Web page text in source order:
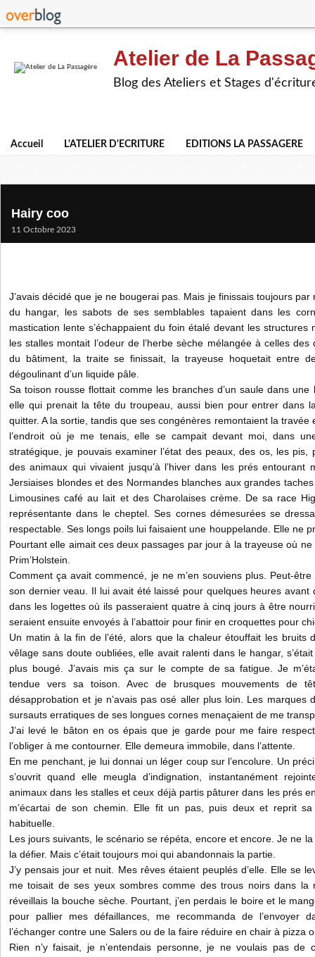
Atelier de La
Blog des Ateliers et Stages
Accueil L'ATELIER D'ECRITURE EDITIONS LA PASSAGERE
Hairy coo
11 Octobre 2023
J’avais décidé que je ne bougerai pas. Mais je finissais toujours
du hangar, les sabots de ses semblables tapaient dans les
mastication lente s’échappaient du foin étalé devant les structures
les stalles montait l’odeur de l’herbe sèche mélangée à celles
du bâtiment, la traite se finissait, la trayeuse hoquetait entre
dégoulinant d’un liquide pâle.
Sa toison rousse flottait comme les branches d’un saule dans une
elle qui prenait la tête du troupeau, aussi bien pour entrer dans
quitter. A la sortie, tandis que ses congénères remontaient la travée
l’endroit où je me tenais, elle se campait devant moi, dans
stratégique, je pouvais examiner l’état des peaux, des os, les pis,
des animaux qui vivaient jusqu’à l’hiver dans les prés entourant
Jersiaises blondes et des Normandes blanches aux grandes
Limousines café au lait et des Charolaises crème. De sa race
représentante dans le cheptel. Ses cornes démesurées se
respectable. Ses longs poils lui faisaient une houppelande. Elle ne
Pourtant elle aimait ces deux passages par jour à la trayeuse où
Prim’Holstein.
Comment ça avait commencé, je ne m’en souviens plus. Peut-
son dernier veau. Il lui avait été laissé pour quelques heures avant
dans les logettes où ils passeraient quatre à cinq jours à être
seraient ensuite envoyés à l’abattoir pour finir en croquettes pour
Un matin à la fin de l’été, alors que la chaleur étouffait les bruits
vêlage sans doute oubliées, elle avait ralenti dans le hangar,
plus bougé. J’avais mis ça sur le compte de sa fatigue. Je
tendue vers sa toison. Avec de brusques mouvements de
désapprobation et je n’avais pas osé aller plus loin. Les marques
sursauts erratiques de ses longues cornes menaçaient de me
J’ai levé le bâton en os épais que je garde pour me faire
l’obliger à me contourner. Elle demeura immobile, dans l’attente.
En me penchant, je lui donnai un léger coup sur l’encolure. Un
s’ouvrit quand elle meugla d’indignation, instantanément
animaux dans les stalles et ceux déjà partis pâturer dans les prés
m’écartai de son chemin. Elle fit un pas, puis deux et reprit
habituelle.
Les jours suivants, le scénario se répéta, encore et encore. Je ne
la défier. Mais c’était toujours moi qui abandonnais la partie.
J’y pensais jour et nuit. Mes rêves étaient peuplés d’elle. Elle se
me toisait de ses yeux sombres comme des trous noirs dans la
réveillais la bouche sèche. Pourtant, j’en perdais le boire et le
pour pallier mes défaillances, me recommanda de l’envoyer
l’échanger contre une Salers ou de la faire réduire en chair à pizza
Rien n’y faisait, je n’entendais personne, je ne voulais pas de